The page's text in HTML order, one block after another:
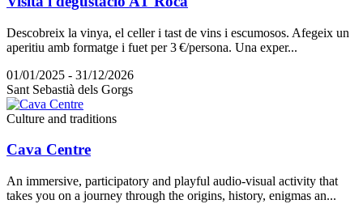
Descobreix la vinya, el celler i tast de vins i escumosos. Afegeix un
aperitiu amb formatge i fuet per 3 €/persona. Una exper...
01/01/2025 - 31/12/2026
Sant Sebastià dels Gorgs
Culture and traditions
Cava Centre
An immersive, participatory and playful audio-visual activity that
takes you on a journey through the origins, history, enigmas an...